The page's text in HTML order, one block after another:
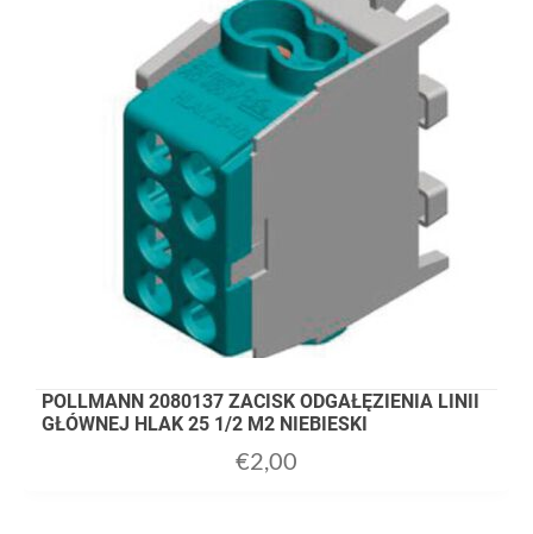
POLLMANN 2080137 ZACISK ODGAŁĘZIENIA LINII
GŁÓWNEJ HLAK 25 1/2 M2 NIEBIESKI
€2,00